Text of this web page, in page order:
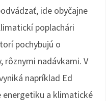
ide obyčajne
poplachári
pochybujú o
rôznymi nadávkami. V
napríklad Ed
energetiku a klimatické